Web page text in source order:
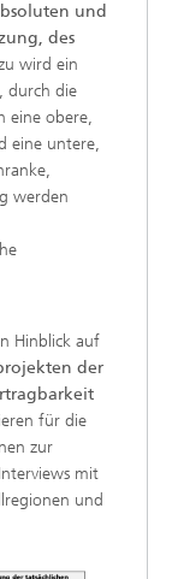
und
des
wird ein
durch die
eine obere,
eine untere,
werden
Hinblick auf
der
für die
zur
mit
und